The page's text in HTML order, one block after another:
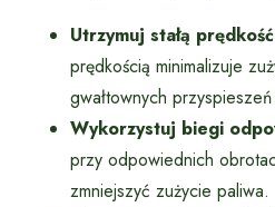
Utrzymuj stałą prędkość
prędkością minimalizuje
gwałtownych
Wykorzystuj biegi
przy odpowiednich
zmniejszyć zużycie paliwa.